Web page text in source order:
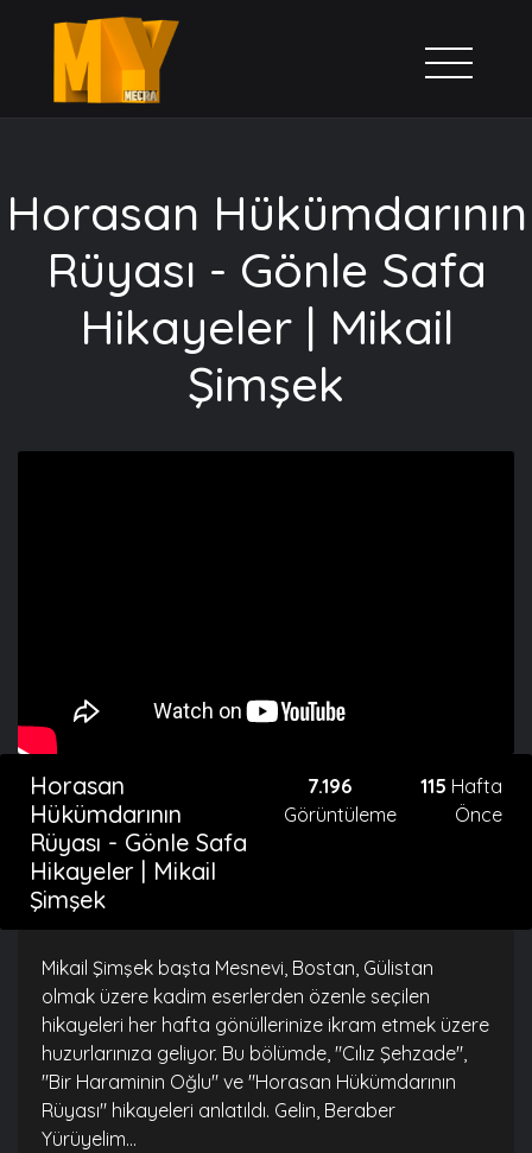
Horasan Hükümdarının
Rüyası - Gönle Safa
Hikayeler | Mikail
Şimşek
Horasan
Hükümdarının
Rüyası - Gönle Safa
Hikayeler | Mikail
Şimşek
7.196
Görüntüleme
115 Hafta
Önce
Mikail Şimşek başta Mesnevi, Bostan, Gülistan
olmak üzere kadim eserlerden özenle seçilen
hikayeleri her hafta gönüllerinize ikram etmek üzere
huzurlarınıza geliyor. Bu bölümde, "Cılız Şehzade",
"Bir Haraminin Oğlu" ve "Horasan Hükümdarının
Rüyası" hikayeleri anlatıldı. Gelin, Beraber
Yürüyelim...